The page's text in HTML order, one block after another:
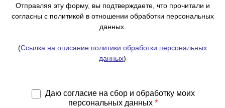
Отправляя эту форму, вы подтверждаете, что прочитали и
согласны с политикой в отношении обработки персональных
данных.
(Ссылка на описание политики обработки персональных
данных)
Даю согласие на сбор и обработку моих
персональных данных *